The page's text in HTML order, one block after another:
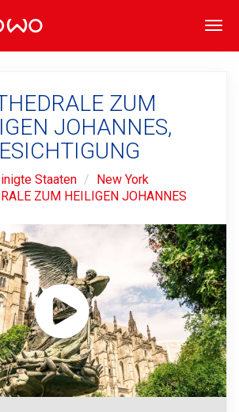
ZUM
JOHANNES,
Staaten
New York
ZUM HEILIGEN JOHANNES